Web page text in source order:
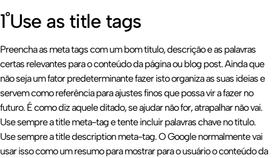
1˚Use as title tags
Preencha as meta tags com um bom título, descrição e as palavras
certas relevantes para o conteúdo da página ou blog post. Ainda que
não seja um fator predeterminante fazer isto organiza as suas ideias e
servem como referência para ajustes finos que possa vir a fazer no
futuro. É como diz aquele ditado, se ajudar não for, atrapalhar não vai.
Use sempre a title meta-tag e tente incluir palavras chave no título.
Use sempre a title description meta-tag. O Google normalmente vai
usar isso como um resumo para mostrar para o usuário o conteúdo da